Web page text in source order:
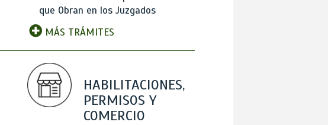
que Obran en los Juzgados
MÁS TRÁMITES
HABILITACIONES,
PERMISOS Y
COMERCIO